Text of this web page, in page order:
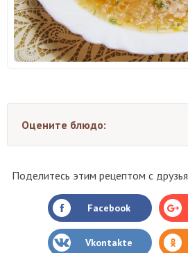
Оцените блюдо:
Поделитесь этим рецептом с
Facebook
Vkontakte